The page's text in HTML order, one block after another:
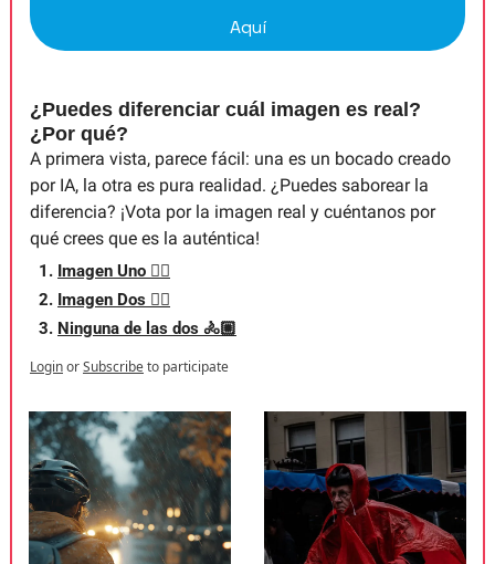
Aquí
¿Puedes diferenciar cuál imagen es real?
¿Por qué?
A primera vista, parece fácil: una es un bocado creado
por IA, la otra es pura realidad. ¿Puedes saborear la
diferencia? ¡Vota por la imagen real y cuéntanos por
qué crees que es la auténtica!
Imagen Uno 👈🏼
Imagen Dos 👉🏼
Ninguna de las dos 🚴🏼
LoginorSubscribeto participate